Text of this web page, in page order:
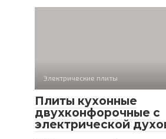
Электрические плиты
Плиты кухонные
двухконфорочные с
электрической